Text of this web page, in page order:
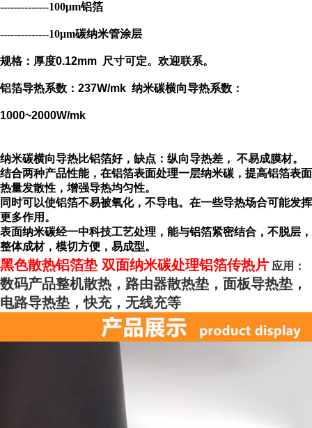
--------------100μm铝箔
--------------10μm碳纳米管涂层
规格：厚度0.12mm 尺寸可定。欢迎联系。
铝箔导热系数：237W/mk 纳米碳横向导热系数：
1000~2000W/mk
纳米碳横向导热比铝箔好，缺点：纵向导热差， 不易成膜材。
结合两种产品性能，在铝箔表面处理一层纳米碳，提高铝箔表面
热量发散性，增强导热均匀性。
同时可以使铝箔不易被氧化，不导电。在一些导热场合可能发挥
更多作用。
表面纳米碳经一中科技工艺处理，能与铝箔紧密结合，不脱层，
整体成材，模切方便，易成型。
黑色散热铝箔垫 双面纳米碳处理铝箔传热片 应用：
数码产品整机散热，路由器散热垫，面板导热垫，
电路导热垫，快充，无线充等